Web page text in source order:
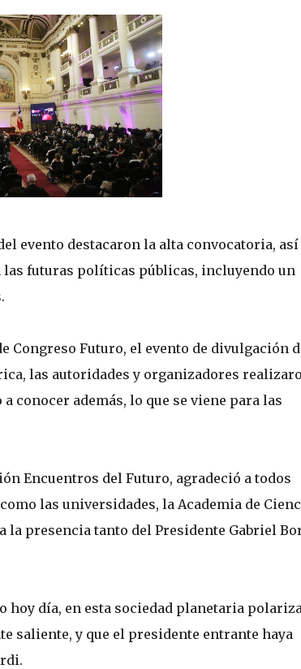
evento destacaron la alta convocatoria, así
futuras políticas públicas, incluyendo un
Congreso Futuro, el evento de divulgación
las autoridades y organizadores
conocer además, lo que se viene para las
Encuentros del Futuro, agradeció a todos
las universidades, la Academia de
la presencia tanto del Presidente Gabriel
hoy día, en esta sociedad planetaria
saliente, y que el presidente entrante haya